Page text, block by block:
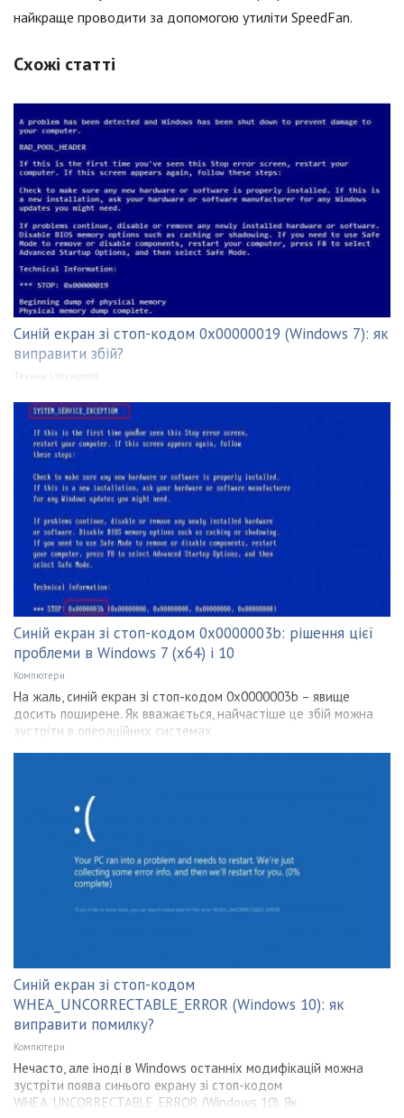
найкраще проводити за допомогою утиліти SpeedFan.
Схожі статті
Синій екран зі стоп-кодом 0x00000019 (Windows 7): як
виправити збій?
Техніка і технології
Синій екран зі стоп-кодом 0x0000003b: рішення цієї
проблеми в Windows 7 (x64) і 10
Компютери
На жаль, синій екран зі стоп-кодом 0x0000003b – явище
досить поширене. Як вважається, найчастіше це збій можна
зустріти в операційних системах
Синій екран зі стоп-кодом
WHEA_UNCORRECTABLE_ERROR (Windows 10): як
виправити помилку?
Компютери
Нечасто, але іноді в Windows останніх модифікацій можна
зустріти поява синього екрану зі стоп-кодом
WHEA_UNCORRECTABLE_ERROR (Windows 10). Як